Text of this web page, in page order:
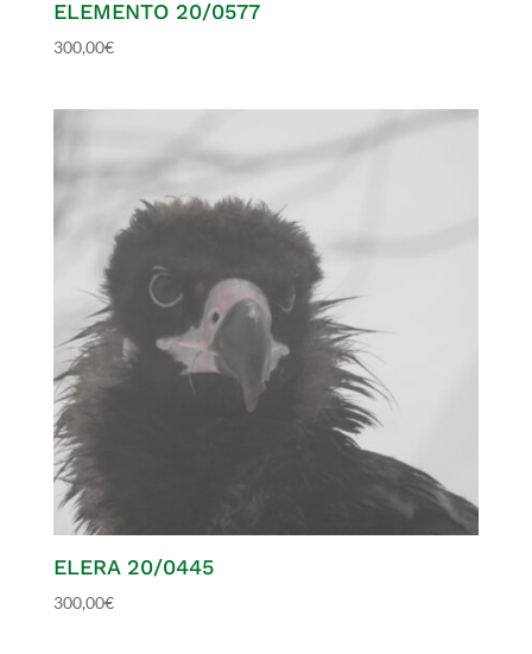
ELEMENTO 20/0577
300,00€
ELERA 20/0445
300,00€